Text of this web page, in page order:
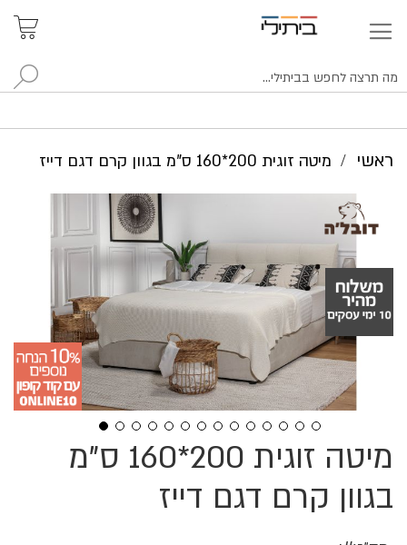
ראשי מיטה זוגית 200*160 ס"מ בגוון קרם דגם דייז
מיטה זוגית 200*160 ס"מ
בגוון קרם דגם דייז
לדלג
להתחלה
גלריית